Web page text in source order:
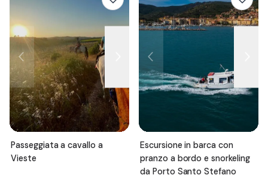
Passeggiata a cavallo a
Vieste
Escursione in barca con
pranzo a bordo e snorkeling
da Porto Santo Stefano